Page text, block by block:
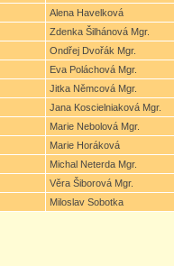
Alena Havelková
Zdenka Šilhánová Mgr.
Ondřej Dvořák Mgr.
Eva Poláchová Mgr.
Jitka Němcová Mgr.
Jana Koscielniaková Mgr.
Marie Nebolová Mgr.
Marie Horáková
Michal Neterda Mgr.
Věra Šiborová Mgr.
Miloslav Sobotka